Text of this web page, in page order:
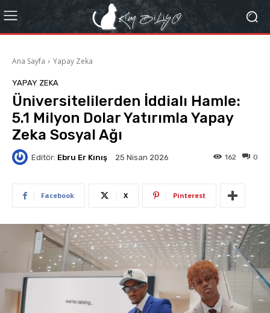
Ana Sayfa Yapay Zeka
YAPAY ZEKA
Üniversitelilerden İddialı Hamle:
5.1 Milyon Dolar Yatırımla Yapay
Zeka Sosyal Ağı
Editör: Ebru Er Kınış 25 Nisan 2026 0
162
Facebook X Pinterest